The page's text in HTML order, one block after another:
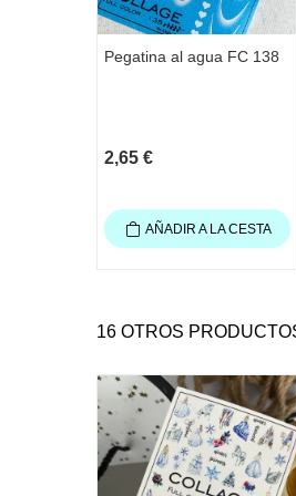
Pegatina al agua FC 138
2,65 €
AÑADIR A LA CESTA
16 OTROS